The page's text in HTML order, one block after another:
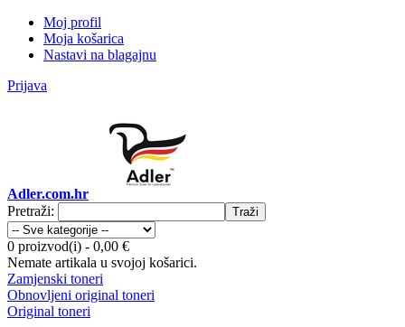
Moj profil
Moja košarica
Nastavi na blagajnu
Prijava
Adler.com.hr
Pretraži:
Traži
0 proizvod(i) - 0,00 €
Nemate artikala u svojoj košarici.
Zamjenski toneri
Obnovljeni original toneri
Original toneri